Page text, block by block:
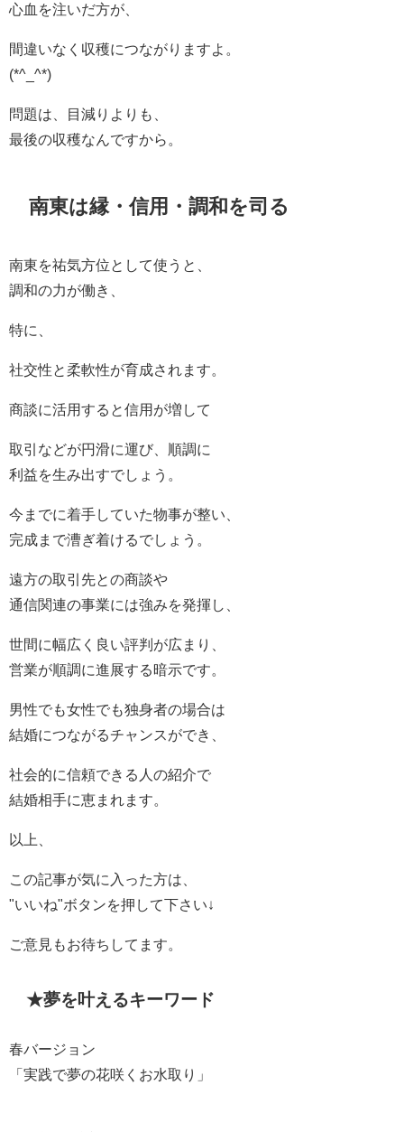
心血を注いだ方が、
間違いなく収穫につながりますよ。
(*^_^*)
問題は、目減りよりも、
最後の収穫なんですから。
南東は縁・信用・調和を司る
南東を祐気方位として使うと、
調和の力が働き、
特に、
社交性と柔軟性が育成されます。
商談に活用すると信用が増して
取引などが円滑に運び、順調に
利益を生み出すでしょう。
今までに着手していた物事が整い、
完成まで漕ぎ着けるでしょう。
遠方の取引先との商談や
通信関連の事業には強みを発揮し、
世間に幅広く良い評判が広まり、
営業が順調に進展する暗示です。
男性でも女性でも独身者の場合は
結婚につながるチャンスができ、
社会的に信頼できる人の紹介で
結婚相手に恵まれます。
以上、
この記事が気に入った方は、
"いいね"ボタンを押して下さい↓
ご意見もお待ちしてます。
★夢を叶えるキーワード
春バージョン
「実践で夢の花咲くお水取り」